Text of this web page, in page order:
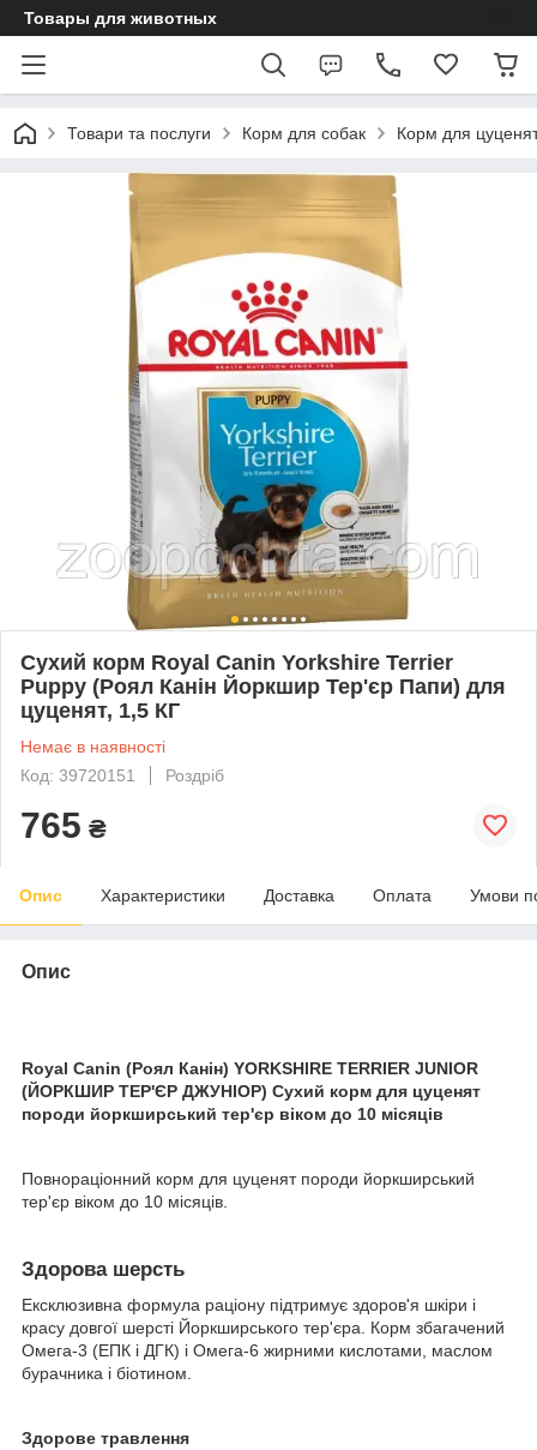
Товары для животных
Товари та послуги Корм для собак Корм для
Сухий корм Royal Canin Yorkshire Terrier
Puppy (Роял Канін Йоркшир Тер'єр Папи) для
цуценят, 1,5 КГ
Немає в наявності
Код: 39720151
Роздріб
765 ₴
Опис Характеристики Доставка Оплата Умови
Опис
Royal Canin (Роял Канін) YORKSHIRE TERRIER JUNIOR
(ЙОРКШИР ТЕР'ЄР ДЖУНІОР) Сухий корм для цуценят
породи йоркширський тер'єр віком до 10 місяців
Повнораціонний корм для цуценят породи йоркширський
тер'єр віком до 10 місяців.
Здорова шерсть
Ексклюзивна формула раціону підтримує здоров'я шкіри і
красу довгої шерсті Йоркширського тер'єра. Корм збагачений
Омега-3 (ЕПК і ДГК) і Омега-6 жирними кислотами, маслом
бурачника і біотином.
Здорове травлення